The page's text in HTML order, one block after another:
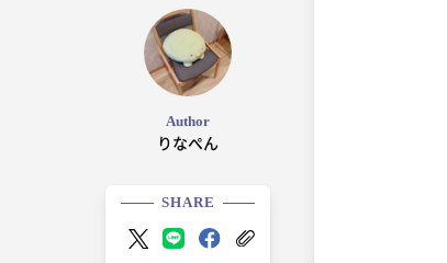
Author
りなぺん
SHARE